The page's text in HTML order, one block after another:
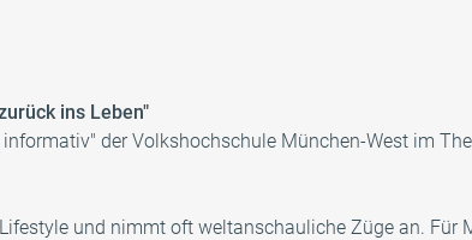
ins Leben"
der Volkshochschule München-West im
und nimmt oft weltanschauliche Züge an. Für